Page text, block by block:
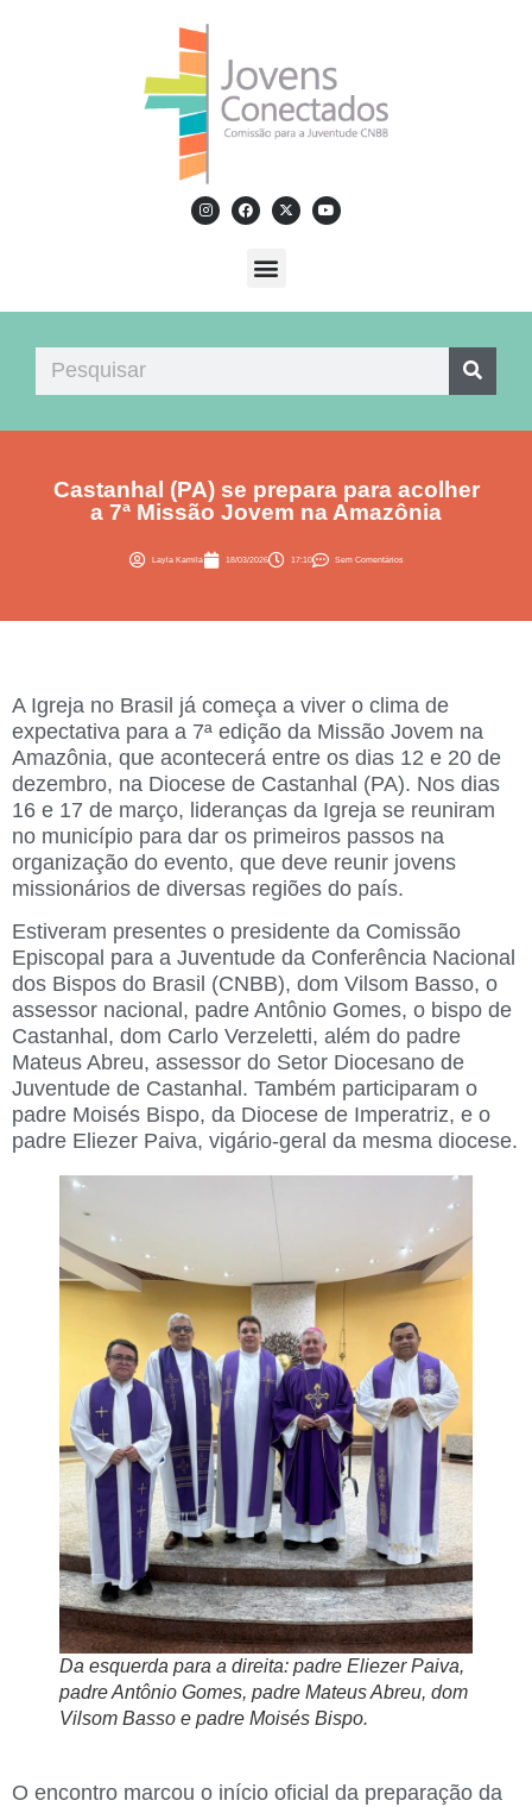
Castanhal (PA) se prepara para acolher
a 7ª Missão Jovem na Amazônia
Layla Kamila 18/03/2026 17:10 Sem Comentários
A Igreja no Brasil já começa a viver o clima de
expectativa para a 7ª edição da Missão Jovem na
Amazônia, que acontecerá entre os dias 12 e 20 de
dezembro, na Diocese de Castanhal (PA). Nos dias
16 e 17 de março, lideranças da Igreja se reuniram
no município para dar os primeiros passos na
organização do evento, que deve reunir jovens
missionários de diversas regiões do país.
Estiveram presentes o presidente da Comissão
Episcopal para a Juventude da Conferência Nacional
dos Bispos do Brasil (CNBB), dom Vilsom Basso, o
assessor nacional, padre Antônio Gomes, o bispo de
Castanhal, dom Carlo Verzeletti, além do padre
Mateus Abreu, assessor do Setor Diocesano de
Juventude de Castanhal. Também participaram o
padre Moisés Bispo, da Diocese de Imperatriz, e o
padre Eliezer Paiva, vigário-geral da mesma diocese.
Da esquerda para a direita: padre Eliezer Paiva,
padre Antônio Gomes, padre Mateus Abreu, dom
Vilsom Basso e padre Moisés Bispo.
O encontro marcou o início oficial da preparação da